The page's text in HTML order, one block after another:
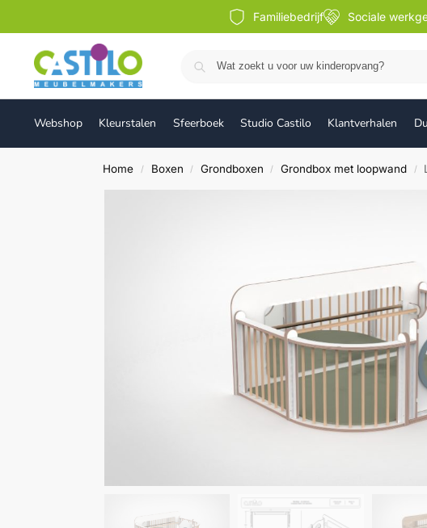
Familiebedrijf Sociale
Webshop Kleurstalen Sfeerboek Studio Castilo Klantverhalen
Home / Boxen / Grondboxen / Grondbox met loopwand /